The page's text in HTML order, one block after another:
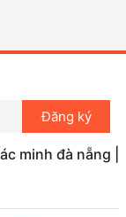
Đăng ký
minh đà nẵng |